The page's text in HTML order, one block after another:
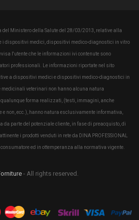
del Ministero della Salute del 28/03/2013, relative alla
i dispositivi medici, dispositivi medico-diagnostici in vitro
l'utente che le informazioni ivi contenute sono
professionali. Le informazioni riportate nel sito
a dispositivi medici e dispositivi medico-diagnostici in
veterinari non hanno alcuna natura
forma realizzati, (testi, immagini, anche
non, ecc.), hanno natura esclusivamente informativa,
da parte del potenziale cliente, in fase di preacquisto, di
i prodotti venduti in rete da DINA PROFESSIONAL
ed in ottemperanza alla normativa vigente.
- All rights reserved.